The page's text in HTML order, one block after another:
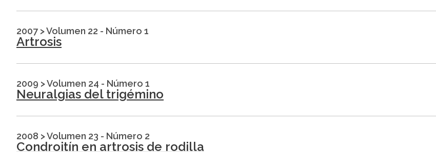
2007 >Volumen 22 - Número 1
Artrosis
2009 >Volumen 24 - Número 1
Neuralgias del trigémino
2008 >Volumen 23 - Número 2
Condroitín en artrosis de rodilla